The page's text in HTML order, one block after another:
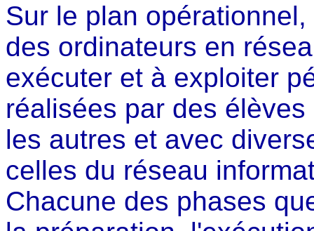
Sur le plan
des ordinateurs en
exécuter et à exploiter
réalisées par des
les autres et avec
celles du réseau
Chacune des phases